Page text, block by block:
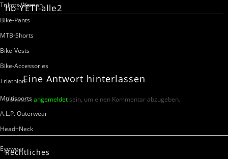
Trikots Woman
Bike-Pants
MTB-Shorts
Bike-Vests
Bike-Accessories
Triathlon
Multisports
A.L.P. Outerwear
Head+Neck
Eyewear
hb-YETI-alle2
Eine Antwort hinterlassen
Du musstangemeldetsein, um einen Kommentar abzugeben.
Rechtliches